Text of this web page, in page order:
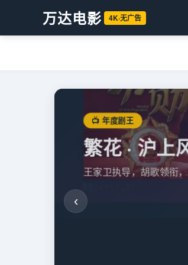
万达电影 4K·无广告
📺 年度剧王
繁花 · 沪上
王家卫执导，胡歌领衔
‹